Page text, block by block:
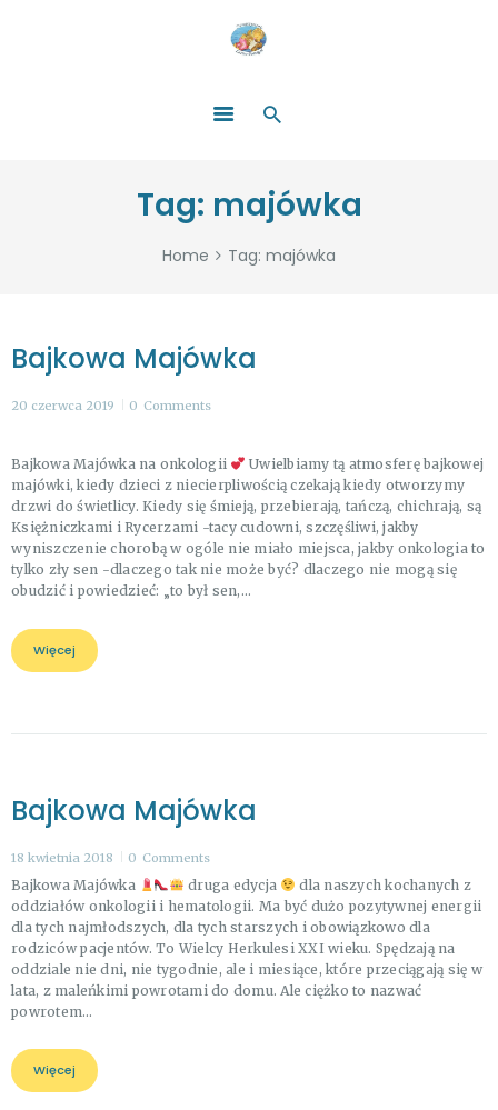
Tag: majówka
Home Tag: majówka
ZOSTAŃ DARCZYŃCĄ!
WYDARZENIA
PARTNERZY
Bajkowa Majówka
20 czerwca 2019 0 Comments
Bajkowa Majówka na onkologii
Uwielbiamy tą atmosferę bajkowej
majówki, kiedy dzieci z niecierpliwością czekają kiedy otworzymy
drzwi do świetlicy. Kiedy się śmieją, przebierają, tańczą, chichrają, są
Księżniczkami i Rycerzami -tacy cudowni, szczęśliwi, jakby
wyniszczenie chorobą w ogóle nie miało miejsca, jakby onkologia to
tylko zły sen -dlaczego tak nie może być? dlaczego nie mogą się
obudzić i powiedzieć: „to był sen,…
Więcej
Bajkowa Majówka
18 kwietnia 2018 0 Comments
Bajkowa Majówka druga edycja
dla naszych kochanych z
oddziałów onkologii i hematologii. Ma być dużo pozytywnej energii
dla tych najmłodszych, dla tych starszych i obowiązkowo dla
rodziców pacjentów. To Wielcy Herkulesi XXI wieku. Spędzają na
oddziale nie dni, nie tygodnie, ale i miesiące, które przeciągają się w
lata, z maleńkimi powrotami do domu. Ale ciężko to nazwać
powrotem…
Więcej